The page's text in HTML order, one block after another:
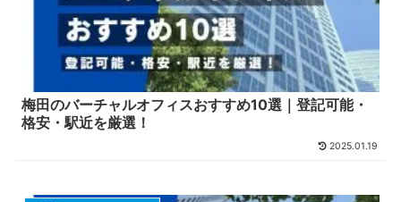
梅田のバーチャルオフィスおすすめ10選｜登記可能・
格安・駅近を厳選！
2025.01.19